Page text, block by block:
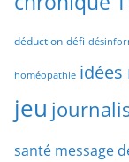
t
y
e
d
’
a
h
p
a
t
déduction défi
homéopathie idées
jeu
santé message